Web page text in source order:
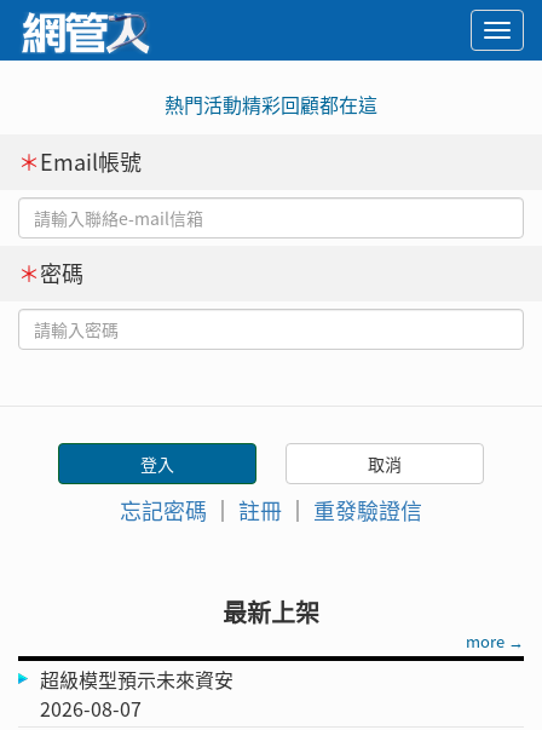
熱門活動精彩回顧都在這
＊Email帳號
＊密碼
忘記密碼 ｜ 註冊 ｜ 重發驗證信
最新上架
more →
超級模型預示未來資安
2026-08-07